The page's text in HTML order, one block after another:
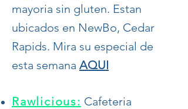
mayoria sin gluten. Estan
ubicados en NewBo, Cedar
Rapids. Mira su especial de
esta semana AQUI
Rawlicious: Cafeteria